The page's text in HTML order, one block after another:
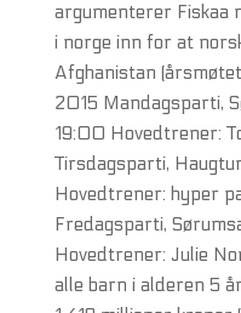
argumenterer Fiskaa
i norge inn for at
Afghanistan
2015 Mandagsparti,
19:00 Hovedtrener:
Tirsdagsparti,
Hovedtrener: hyper
Fredagsparti,
Hovedtrener: Julie
alle barn i alderen 5